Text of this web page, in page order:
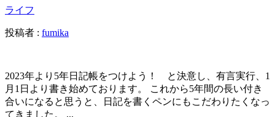
ライフ
投稿者 : fumika
2023年より5年日記帳をつけよう！ と決意し、有言実行、1
月1日より書き始めております。 これから5年間の長い付き
合いになると思うと、日記を書くペンにもこだわりたくなっ
てきました。 ...